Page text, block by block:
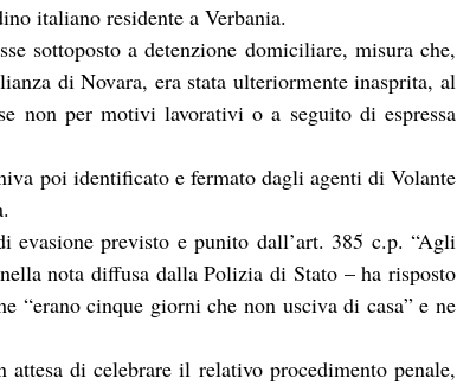
italiano residente a Verbania.
sottoposto a detenzione domiciliare, misura che,
di Novara, era stata ulteriormente inasprita, al
non per motivi lavorativi o a seguito di espressa
poi identificato e fermato dagli agenti di Volante
evasione previsto e punito dall’art. 385 c.p. “Agli
nota diffusa dalla Polizia di Stato – ha risposto
“erano cinque giorni che non usciva di casa” e ne
di celebrare il relativo procedimento penale,